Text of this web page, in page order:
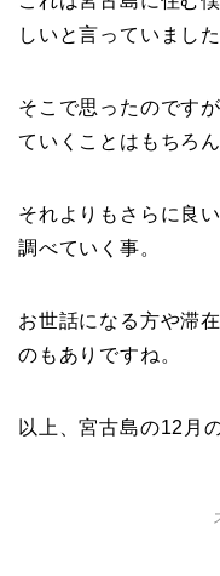
しいと言っていました
そこで思ったのです
ていくことはもちろん
それよりもさらに良
調べていく事。
お世話になる方や滞
のもありですね。
以上、宮古島の12月